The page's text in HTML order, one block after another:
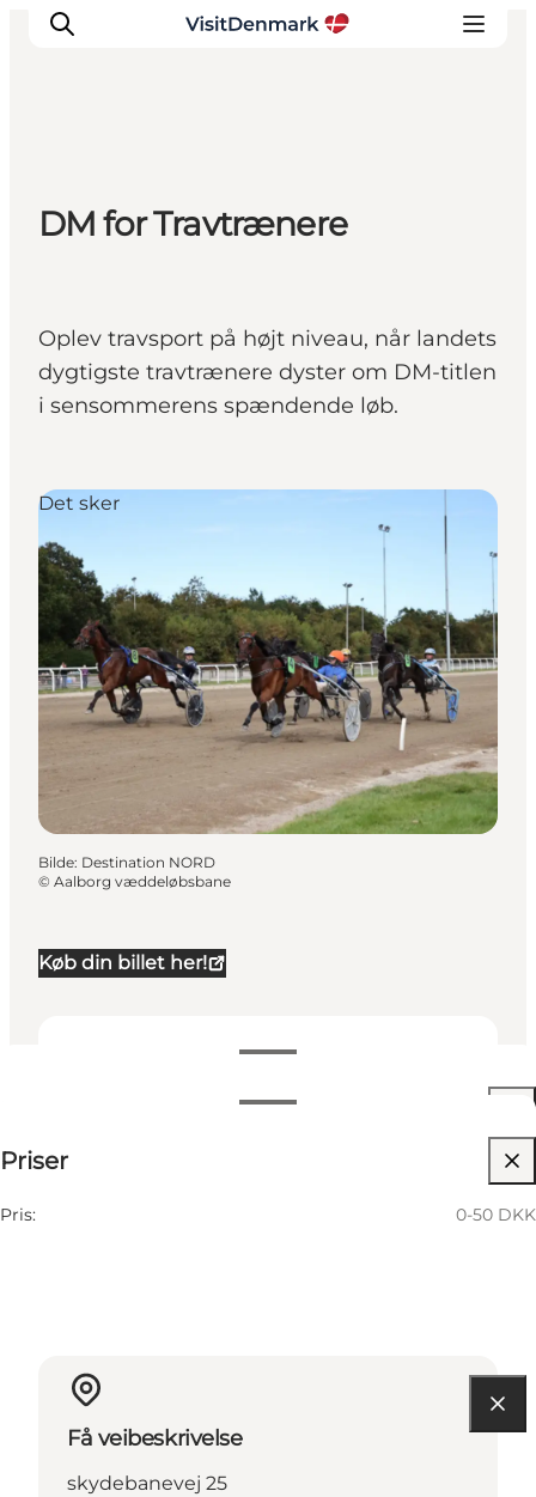
Inspirasjon
Reisemål
Planlegg reisen
DM for Travtrænere
Oplev travsport på højt niveau, når landets
dygtigste travtrænere dyster om DM-titlen
i sensommerens spændende løb.
Køb din billet her!
5 September
01:00 PM–04:00 PM
Priser
Pris: 0-50 DKK
Det sker
Bilde: Destination NORD
© Aalborg væddeløbsbane
Få veibeskrivelse
skydebanevej 25